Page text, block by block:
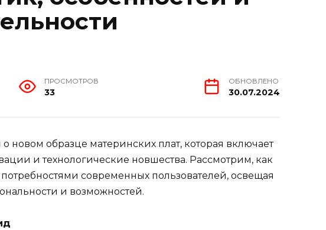
ПРОСМОТРОВ
33
ОБНОВЛЕНО
30.07.2024
новом образце материнских плат, которая включает
и технологические новшества. Рассмотрим, как
современных пользователей, освещая
и возможностей.